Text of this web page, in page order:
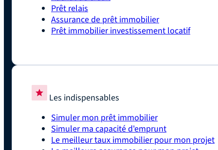
Prêt relais
Assurance de prêt immobilier
Prêt immobilier investissement locatif
Les indispensables
Simuler mon prêt immobilier
Simuler ma capacité d'emprunt
Le meilleur taux immobilier pour mon projet